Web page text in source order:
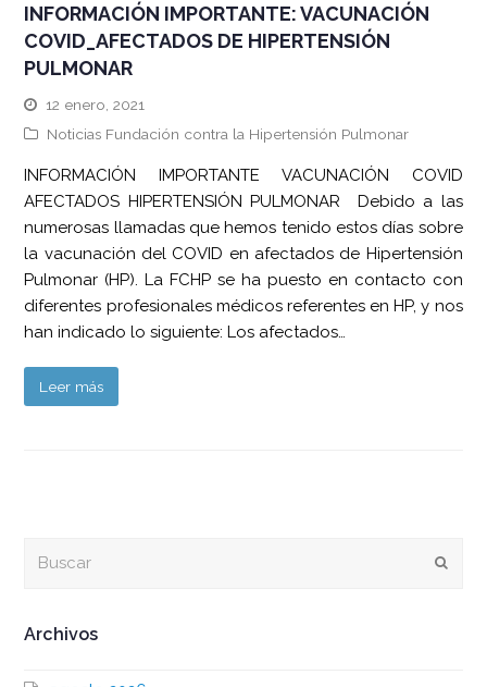
INFORMACIÓN IMPORTANTE: VACUNACIÓN
COVID_AFECTADOS DE HIPERTENSIÓN
PULMONAR
12 enero, 2021
Noticias Fundación contra la Hipertensión Pulmonar
INFORMACIÓN IMPORTANTE VACUNACIÓN COVID
AFECTADOS HIPERTENSIÓN PULMONAR Debido a las
numerosas llamadas que hemos tenido estos días sobre
la vacunación del COVID en afectados de Hipertensión
Pulmonar (HP). La FCHP se ha puesto en contacto con
diferentes profesionales médicos referentes en HP, y nos
han indicado lo siguiente: Los afectados…
Leer más
Archivos